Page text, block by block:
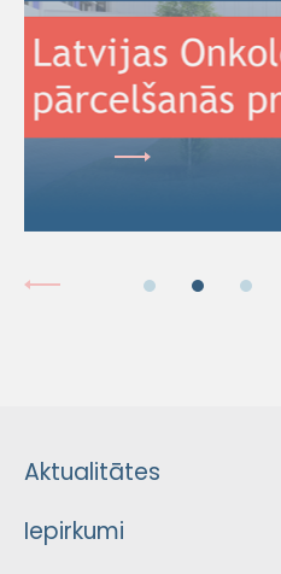
Aktualitātes
Iepirkumi